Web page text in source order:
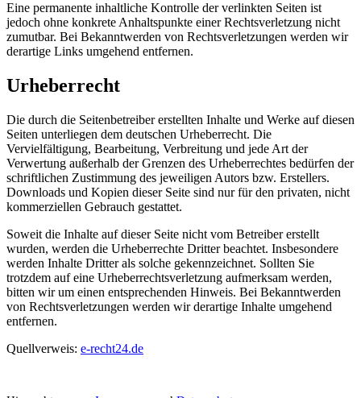
Eine permanente inhaltliche Kontrolle der verlinkten Seiten ist
jedoch ohne konkrete Anhaltspunkte einer Rechtsverletzung nicht
zumutbar. Bei Bekanntwerden von Rechtsverletzungen werden wir
derartige Links umgehend entfernen.
Urheberrecht
Die durch die Seitenbetreiber erstellten Inhalte und Werke auf diesen
Seiten unterliegen dem deutschen Urheberrecht. Die
Vervielfältigung, Bearbeitung, Verbreitung und jede Art der
Verwertung außerhalb der Grenzen des Urheberrechtes bedürfen der
schriftlichen Zustimmung des jeweiligen Autors bzw. Erstellers.
Downloads und Kopien dieser Seite sind nur für den privaten, nicht
kommerziellen Gebrauch gestattet.
Soweit die Inhalte auf dieser Seite nicht vom Betreiber erstellt
wurden, werden die Urheberrechte Dritter beachtet. Insbesondere
werden Inhalte Dritter als solche gekennzeichnet. Sollten Sie
trotzdem auf eine Urheberrechtsverletzung aufmerksam werden,
bitten wir um einen entsprechenden Hinweis. Bei Bekanntwerden
von Rechtsverletzungen werden wir derartige Inhalte umgehend
entfernen.
Quellverweis: e-recht24.de